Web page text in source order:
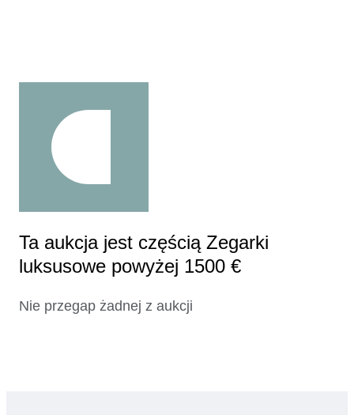
Ta aukcja jest częścią Zegarki
luksusowe powyżej 1500 €
Nie przegap żadnej z aukcji